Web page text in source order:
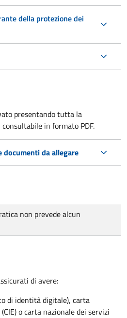
della protezione dei
presentando tutta la
in formato PDF.
documenti da allegare
non prevede alcun
di avere:
di identità digitale), carta
o carta nazionale dei servizi